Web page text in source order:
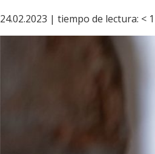
24.02.2023 | tiempo de lectura: < 1